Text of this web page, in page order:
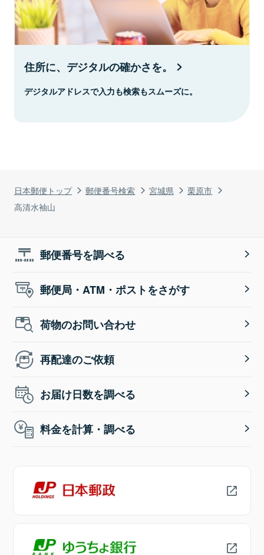
日本郵便トップ 郵便番号検索 宮城県
栗原市
高清水袖山
住所に、デジタルの確かさを。
デジタルアドレスで入力も検索もスムーズに。
郵便番号を調べる
郵便局・ATM・ポストをさがす
荷物のお問い合わせ
再配達のご依頼
お届け日数を調べる
料金を計算・調べる